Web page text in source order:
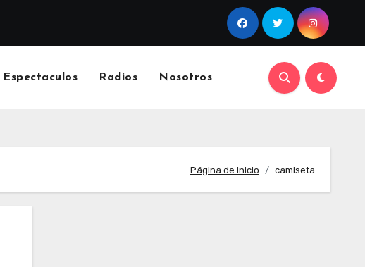
Espectaculos Radios Nosotros
Página de inicio camiseta